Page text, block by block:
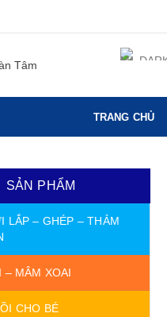
TRANG CHỦ
SẢN PHẨM
LẮP – GHÉP – THẢM
– MÂM XOAI
CHO BÉ